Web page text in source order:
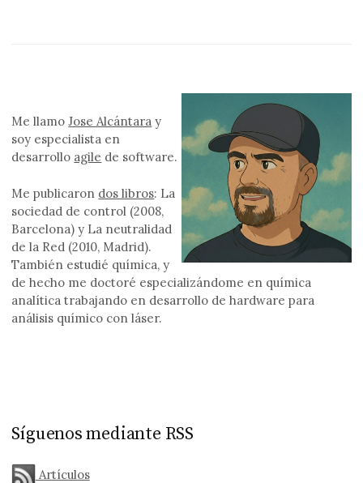
Me llamoJose Alcántara y
soy especialista en
desarrollo agile de software.
Me publicaron dos libros: La
sociedad de control (2008,
Barcelona) y La neutralidad
de la Red (2010, Madrid).
También estudié química, y
de hecho me doctoré especializándome en química
analítica trabajando en desarrollo de hardware para
análisis químico con láser.
Síguenos mediante RSS
Artículos